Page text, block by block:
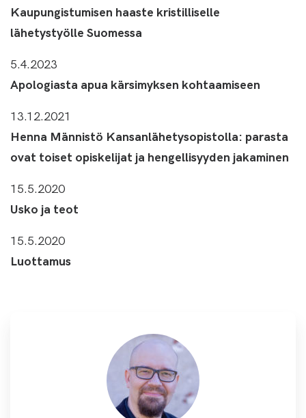
Kaupungistumisen haaste kristilliselle
lähetystyölle Suomessa
5.4.2023
Apologiasta apua kärsimyksen kohtaamiseen
13.12.2021
Henna Männistö Kansanlähetysopistolla: parasta
ovat toiset opiskelijat ja hengellisyyden jakaminen
15.5.2020
Usko ja teot
15.5.2020
Luottamus